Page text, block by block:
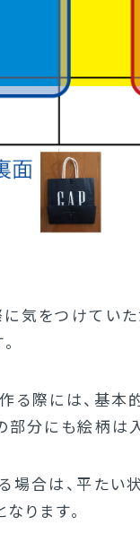
気をつけてい
る際には、基
部分にも絵柄は
場合は、平たい
ります。